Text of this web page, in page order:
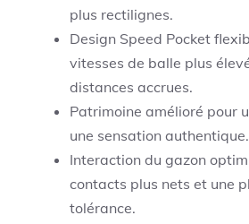
plus rectilignes.
Design Speed Pocket
vitesses de balle plus
distances accrues.
Patrimoine amélioré pour
une sensation authentique.
Interaction du gazon
contacts plus nets et une
tolérance.